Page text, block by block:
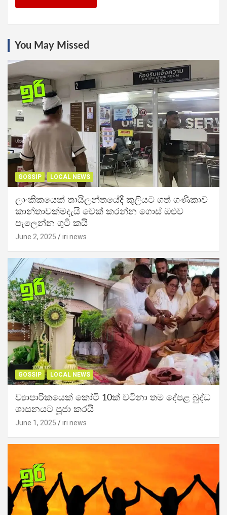
You May Missed
GOSSIP LOCAL NEWS
ලාංකිකයෙක් තායිලන්තයේදී කුලියට ගත් ගණිකාව
කාන්තාවක්මදැයි චෙක් කරන්න ගොස් ඔළුව
පැලෙන්න ගුටි කයි
June 2, 2025 iri news
GOSSIP LOCAL NEWS
ව්‍යාපාරිකයෙක් කෝටි 10ක් වටිනා තම දේපළ බුද්ධ
ශාසනයට පූජා කරයි
June 1, 2025 iri news